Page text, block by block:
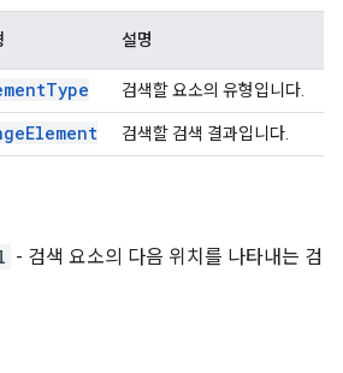
설명
Type 검색할 요소의 유형입니다.
Element 검색할 검색 결과입니다.
- 검색 요소의 다음 위치를 나타내는 검